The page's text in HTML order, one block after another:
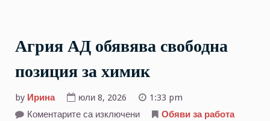
Агрия АД обявява свободна
позиция за химик
by Ирина юли 8, 2026
1:33 pm
Коментарите са изключениза Обяви за работа